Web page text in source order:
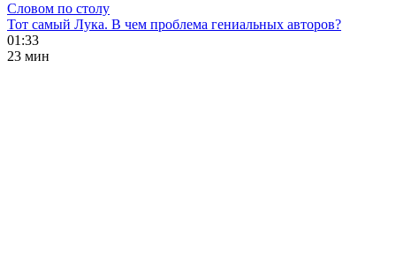
Словом по столу
Тот самый Лука. В чем проблема гениальных авторов?
01:33
23 мин